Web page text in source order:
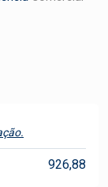
926,88